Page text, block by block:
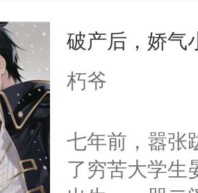
病，一个个的
上了还是无动
间变脸背叛
的恶事他都对
一个权力滔
破产后，娇气
朽爷
七年前，嚣张
了穷苦大学生